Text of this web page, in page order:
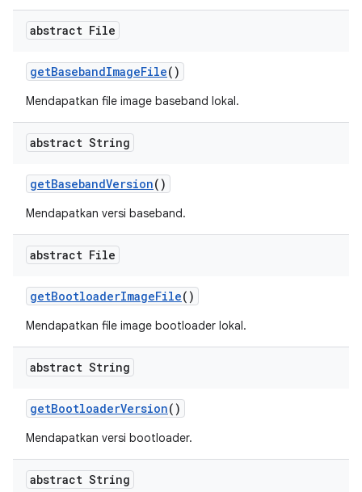
abstract File
getBasebandImageFile()
Mendapatkan file image baseband lokal.
abstract String
getBasebandVersion()
Mendapatkan versi baseband.
abstract File
getBootloaderImageFile()
Mendapatkan file image bootloader lokal.
abstract String
getBootloaderVersion()
Mendapatkan versi bootloader.
abstract String